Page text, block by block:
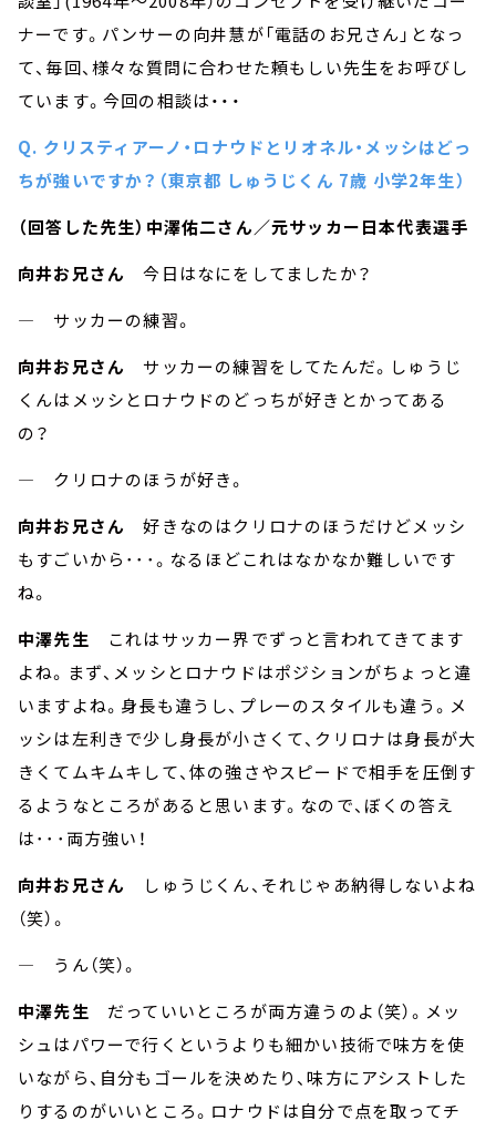
ナーです。パンサーの向井慧が「電話のお兄さん」となっ
て、毎回、様々な質問に合わせた頼もしい先生をお呼びし
ています。今回の相談は・・・
Q. クリスティアーノ・ロナウドとリオネル・メッシはどっ
ちが強いですか？（東京都 しゅうじくん 7歳 小学2年生）
（回答した先生）中澤佑二さん／元サッカー日本代表選手
向井お兄さん
今日はなにをしてましたか？
― サッカーの練習。
向井お兄さん
サッカーの練習をしてたんだ。しゅうじ
くんはメッシとロナウドのどっちが好きとかってある
の？
― クリロナのほうが好き。
向井お兄さん
好きなのはクリロナのほうだけどメッシ
もすごいから･･･。なるほどこれはなかなか難しいです
ね。
中澤先生 これはサッカー界でずっと言われてきてます
よね。まず、メッシとロナウドはポジションがちょっと違
いますよね。身長も違うし、プレーのスタイルも違う。メ
ッシは左利きで少し身長が小さくて、クリロナは身長が大
きくてムキムキして、体の強さやスピードで相手を圧倒す
るようなところがあると思います。なので、ぼくの答え
は･･･両方強い！
向井お兄さん
しゅうじくん、それじゃあ納得しないよね
（笑）。
― うん（笑）。
中澤先生 だっていいところが両方違うのよ（笑）。メッ
シュはパワーで行くというよりも細かい技術で味方を使
いながら、自分もゴールを決めたり、味方にアシストした
りするのがいいところ。ロナウドは自分で点を取ってチ